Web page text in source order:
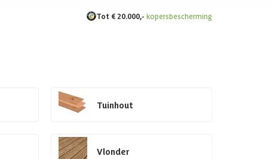
Tot € 20.000,- kopersbescherming
Tuinhout
Vlonder